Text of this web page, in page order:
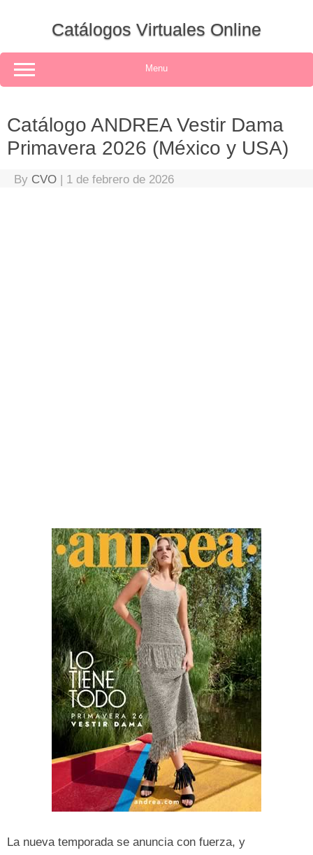
Catálogos Virtuales Online
Menu
Catálogo ANDREA Vestir Dama
Primavera 2026 (México y USA)
By CVO | 1 de febrero de 2026
La nueva temporada se anuncia con fuerza, y